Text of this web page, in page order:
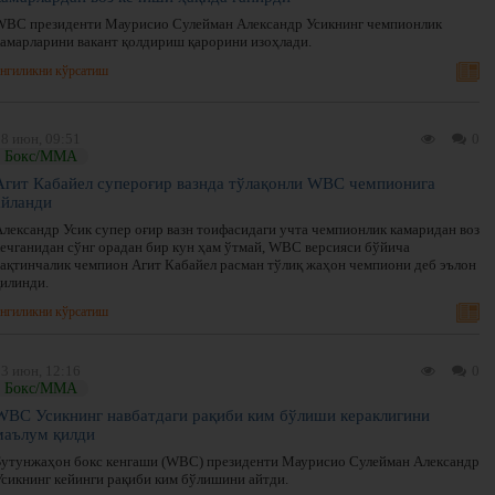
президенти Маурисио Сулейман Александр Усикнинг чемпионлик
вакант қолдириш қарорини изоҳлади.
кўрсатиш
Бокс/ММА
Кабайел супероғир вазнда тўлақонли WBC чемпионига
Усик супер оғир вазн тоифасидаги учта чемпионлик камаридан воз
сўнг орадан бир кун ҳам ўтмай, WBC версияси бўйича
чемпион Агит Кабайел расман тўлиқ жаҳон чемпиони деб эълон
кўрсатиш
Бокс/ММА
Усикнинг навбатдаги рақиби ким бўлиши кераклигини
қилди
бокс кенгаши (WBC) президенти Маурисио Сулейман Александр
кейинги рақиби ким бўлишини айтди.